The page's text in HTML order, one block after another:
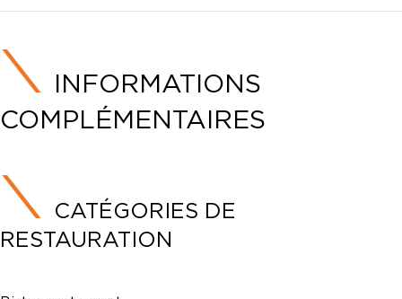
INFORMATIONS
COMPLÉMENTAIRES
CATÉGORIES DE
RESTAURATION